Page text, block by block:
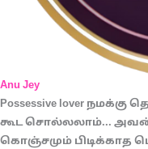
Anu Jey
Possessive lover நமக்கு
கூட சொல்லலாம்...
கொஞ்சமும்